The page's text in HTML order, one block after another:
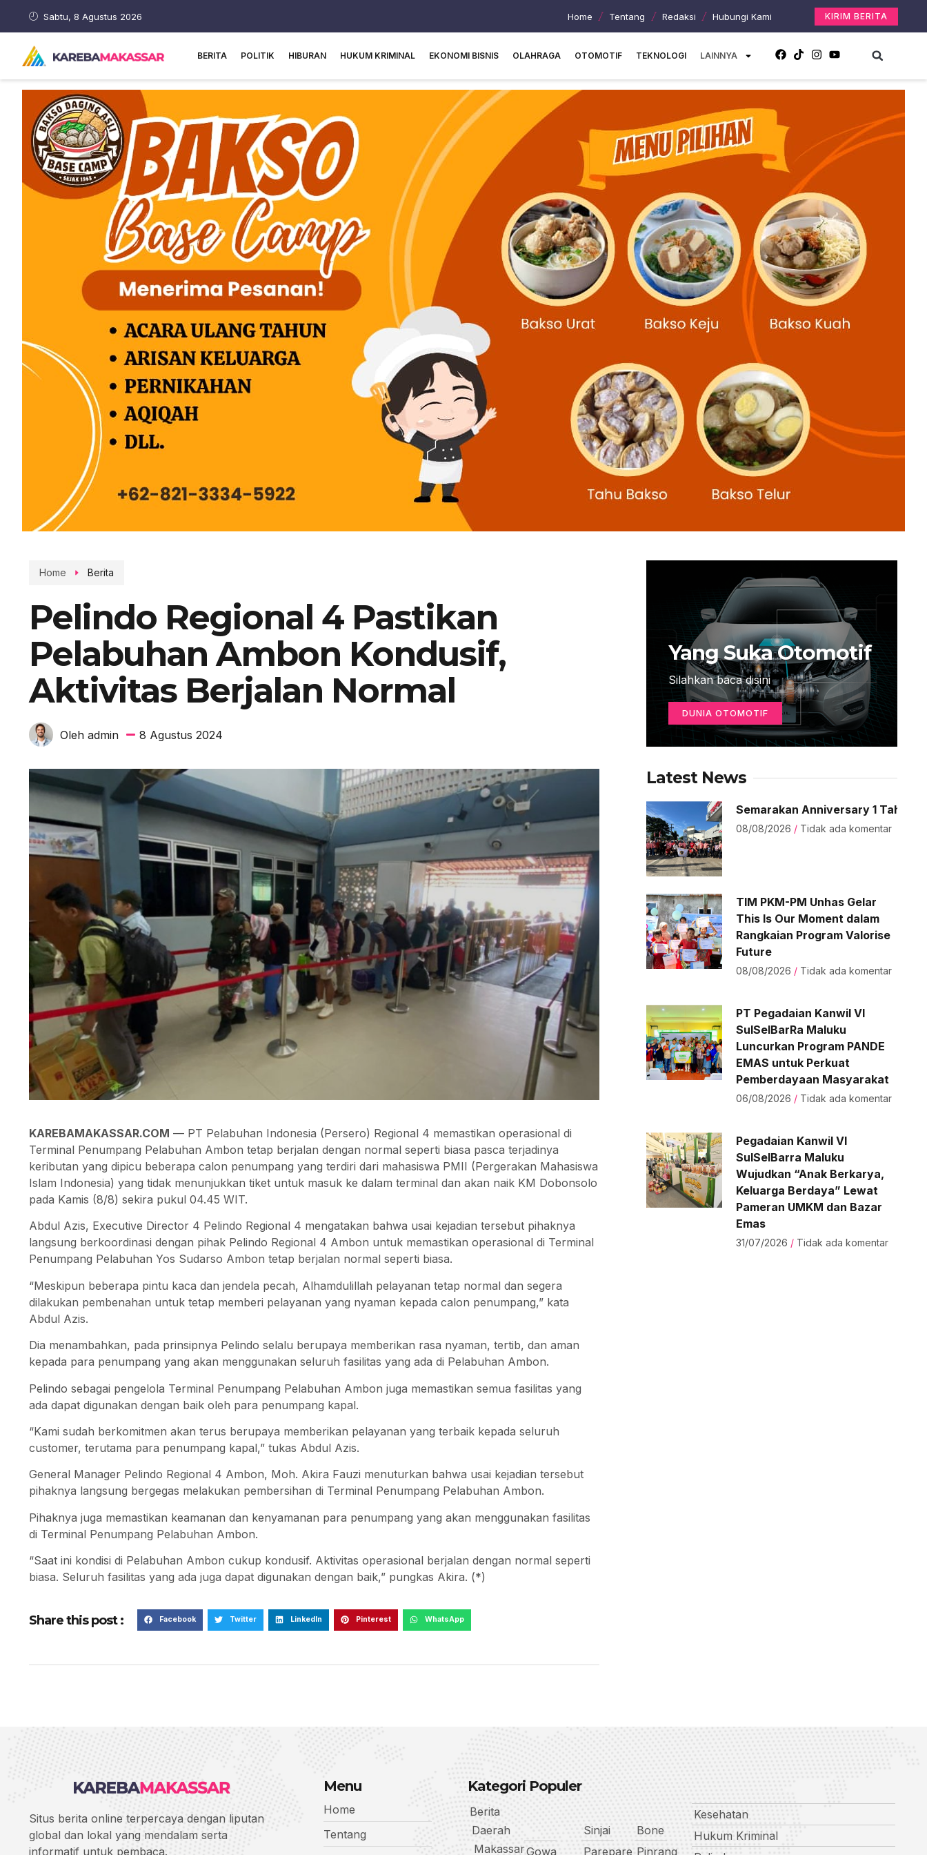
Sabtu, 8 Agustus 2026 Home Tentang Redaksi Hubungi Kami KIRIM BERITA
BERITA POLITIK HIBURAN HUKUM KRIMINAL EKONOMI BISNIS OLAHRAGA OTOMOTIF TEKNOLOGI LAINNYA
Home Berita
Pelindo Regional 4 Pastikan
Pelabuhan Ambon Kondusif,
Aktivitas Berjalan Normal
Oleh admin 8 Agustus 2024
KAREBAMAKASSAR.COM — PT Pelabuhan Indonesia (Persero) Regional 4 memastikan operasional di
Terminal Penumpang Pelabuhan Ambon tetap berjalan dengan normal seperti biasa pasca terjadinya
keributan yang dipicu beberapa calon penumpang yang terdiri dari mahasiswa PMII (Pergerakan Mahasiswa
Islam Indonesia) yang tidak menunjukkan tiket untuk masuk ke dalam terminal dan akan naik KM Dobonsolo
pada Kamis (8/8) sekira pukul 04.45 WIT.
Abdul Azis, Executive Director 4 Pelindo Regional 4 mengatakan bahwa usai kejadian tersebut pihaknya
langsung berkoordinasi dengan pihak Pelindo Regional 4 Ambon untuk memastikan operasional di Terminal
Penumpang Pelabuhan Yos Sudarso Ambon tetap berjalan normal seperti biasa.
“Meskipun beberapa pintu kaca dan jendela pecah, Alhamdulillah pelayanan tetap normal dan segera
dilakukan pembenahan untuk tetap memberi pelayanan yang nyaman kepada calon penumpang,” kata
Abdul Azis.
Dia menambahkan, pada prinsipnya Pelindo selalu berupaya memberikan rasa nyaman, tertib, dan aman
kepada para penumpang yang akan menggunakan seluruh fasilitas yang ada di Pelabuhan Ambon.
Pelindo sebagai pengelola Terminal Penumpang Pelabuhan Ambon juga memastikan semua fasilitas yang
ada dapat digunakan dengan baik oleh para penumpang kapal.
“Kami sudah berkomitmen akan terus berupaya memberikan pelayanan yang terbaik kepada seluruh
customer, terutama para penumpang kapal,” tukas Abdul Azis.
General Manager Pelindo Regional 4 Ambon, Moh. Akira Fauzi menuturkan bahwa usai kejadian tersebut
pihaknya langsung bergegas melakukan pembersihan di Terminal Penumpang Pelabuhan Ambon.
Pihaknya juga memastikan keamanan dan kenyamanan para penumpang yang akan menggunakan fasilitas
di Terminal Penumpang Pelabuhan Ambon.
“Saat ini kondisi di Pelabuhan Ambon cukup kondusif. Aktivitas operasional berjalan dengan normal seperti
biasa. Seluruh fasilitas yang ada juga dapat digunakan dengan baik,” pungkas Akira. (*)
Share this post : Facebook Twitter LinkedIn Pinterest WhatsApp
Yang Suka Otomotif
Silahkan baca disini
DUNIA OTOMOTIF
Latest News
Semarakan Anniversary 1 Tahun
08/08/2026 Tidak ada komentar
TIM PKM-PM Unhas Gelar
This Is Our Moment dalam
Rangkaian Program Valorise
Future
08/08/2026 Tidak ada komentar
PT Pegadaian Kanwil VI
SulSelBarRa Maluku
Luncurkan Program PANDE
EMAS untuk Perkuat
Pemberdayaan Masyarakat
06/08/2026 Tidak ada komentar
Pegadaian Kanwil VI
SulSelBarra Maluku
Wujudkan “Anak Berkarya,
Keluarga Berdaya” Lewat
Pameran UMKM dan Bazar
Emas
31/07/2026 Tidak ada komentar
Situs berita online terpercaya dengan liputan
global dan lokal yang mendalam serta
informatif untuk pembaca.
Menu
Home
Tentang
Kategori Populer
Berita
Daerah
MakassarGowa
Sinjai
Parepare
Bone
Pinrang
Kesehatan
Hukum Kriminal